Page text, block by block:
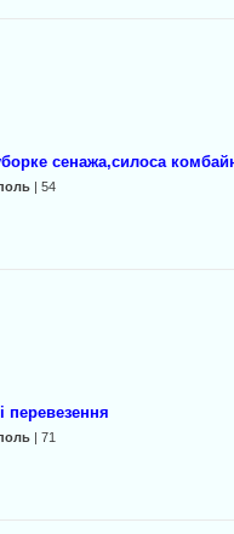
сенажа,силоса
| 54
перевезення
| 71